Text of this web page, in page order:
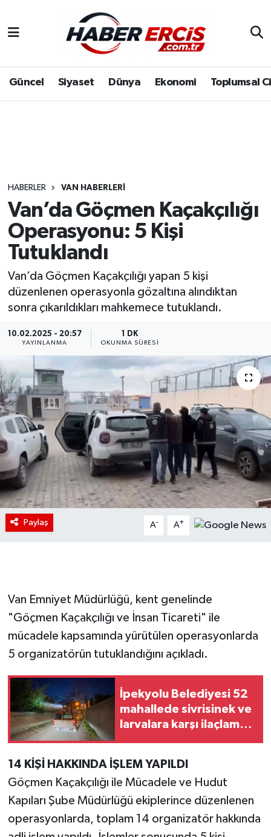
Güncel Siyaset Dünya Ekonomi Toplumsal
HABERLER VAN HABERLERI
Van’da Göçmen Kaçakçılığı
Operasyonu: 5 Kişi
Tutuklandı
Van’da Göçmen Kaçakçılığı yapan 5 kişi
düzenlenen operasyonla gözaltına alındıktan
sonra çıkarıldıkları mahkemece tutuklandı.
10.02.2025 - 20:57
YAYINLANMA
1 DK
OKUNMA SÜRESI
Paylaş A- A+
Van Emniyet Müdürlüğü, kent genelinde
"Göçmen Kaçakçılığı ve İnsan Ticareti" ile
mücadele kapsamında yürütülen operasyonlarda
5 organizatörün tutuklandığını açıkladı.
İpekyolu Belediyesi 52
mahallede sivrisinek ve
larvalara karşı ilaçlama
14 KİŞİ HAKKINDA İŞLEM YAPILDI
Göçmen Kaçakçılığı ile Mücadele ve Hudut
Kapıları Şube Müdürlüğü ekiplerince düzenlenen
operasyonlarda, toplam 14 organizatör hakkında